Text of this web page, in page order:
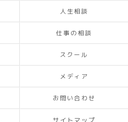
人生相談
仕事の相談
スクール
メディア
お問い合わせ
サイトマップ